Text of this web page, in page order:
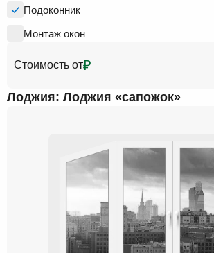
Подоконник
Монтаж окон
Стоимость от₽
Лоджия: Лоджия «cапожок»